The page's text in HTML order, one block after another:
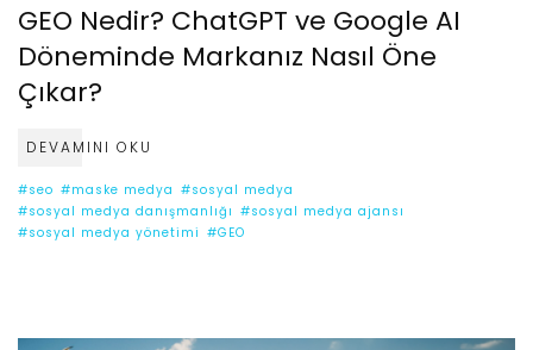
GEO Nedir? ChatGPT ve Google AI
Döneminde Markanız Nasıl Öne
Çıkar?
DEVAMINI OKU
#seo #maske medya #sosyal medya
#sosyal medya danışmanlığı #sosyal medya ajansı
#sosyal medya yönetimi #GEO